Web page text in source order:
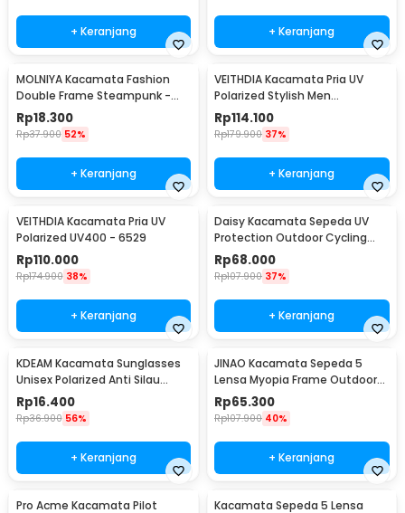
+ Keranjang + Keranjang
MOLNIYA Kacamata Fashion
Double Frame Steampunk -
NE60
Rp18.300
Rp37.900 52%
+ Keranjang
VEITHDIA Kacamata Pria UV
Polarized Stylish Men
Sunglasses - 6588
Rp114.100
Rp179.900 37%
+ Keranjang
VEITHDIA Kacamata Pria UV
Polarized UV400 - 6529
Rp110.000
Rp174.900 38%
+ Keranjang
Daisy Kacamata Sepeda UV
Protection Outdoor Cycling
Sunglasses - X7
Rp68.000
Rp107.900 37%
+ Keranjang
KDEAM Kacamata Sunglasses
Unisex Polarized Anti Silau
Outdoor UV200 KD156 - KD156
Rp16.400
Rp36.900 56%
+ Keranjang
JINAO Kacamata Sepeda 5
Lensa Myopia Frame Outdoor
Cycling Sunglasses - 0089
Rp65.300
Rp107.900 40%
+ Keranjang
Pro Acme Kacamata Pilot
Kacamata Sepeda 5 Lensa